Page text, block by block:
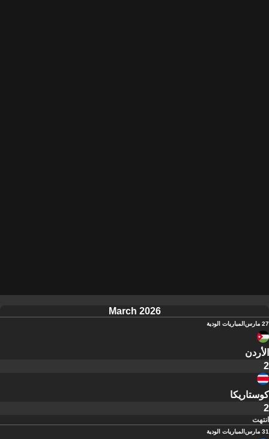
March 2026
27 مارس المباريات الودية
الأردن
2
كوستاريكا
2
انتهت
31 مارس المباريات الودية